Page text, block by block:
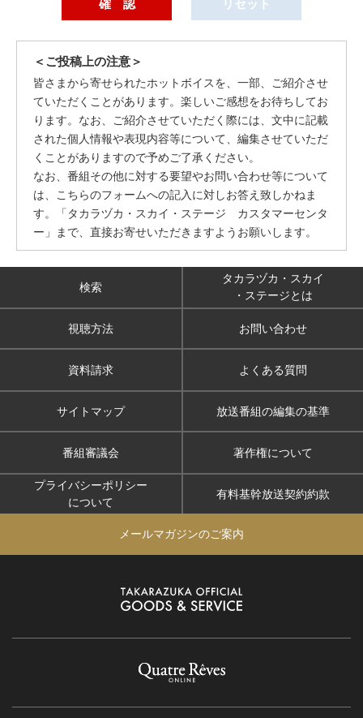
＜ご投稿上の注意＞
皆さまから寄せられたホットボイスを、一部、ご紹介させ
ていただくことがあります。楽しいご感想をお待ちしてお
ります。なお、ご紹介させていただく際には、文中に記載
された個人情報や表現内容等について、編集させていただ
くことがありますので予めご了承ください。
なお、番組その他に対する要望やお問い合わせ等について
は、こちらのフォームへの記入に対しお答え致しかねま
す。「タカラヅカ・スカイ・ステージ カスタマーセンタ
ー」まで、直接お寄せいただきますようお願いします。
検索
タカラヅカ・スカイ
・ステージとは
視聴方法 お問い合わせ
資料請求 よくある質問
サイトマップ 放送番組の編集の基準
番組審議会 著作権について
プライバシーポリシー
について
有料基幹放送契約約款
メールマガジンのご案内